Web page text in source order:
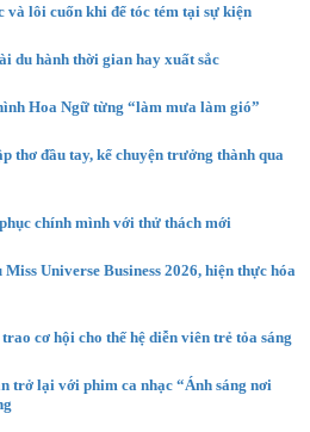
lôi cuốn khi để tóc tém tại sự kiện
du hành thời gian hay xuất sắc
Hoa Ngữ từng “làm mưa làm gió”
thơ đầu tay, kể chuyện trưởng thành qua
chính mình với thử thách mới
Universe Business 2026, hiện thực hóa
cơ hội cho thế hệ diễn viên trẻ tỏa sáng
trở lại với phim ca nhạc “Ánh sáng nơi